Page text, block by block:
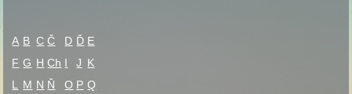
A B C Č D Ď E
F G H Ch I J K
L
M N Ň O P Q